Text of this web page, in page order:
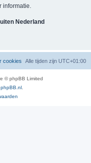
informatie.
Nederland
Alle tijden zijn UTC+01:00
cookies
© phpBB Limited
phpBB.nl